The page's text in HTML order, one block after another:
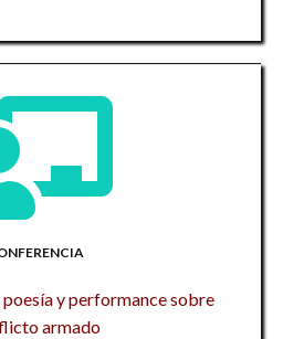
y performance sobre
armado